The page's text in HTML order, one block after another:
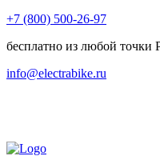
+7 (800) 500-26-97
бесплатно из любой точки
info@electrabike.ru